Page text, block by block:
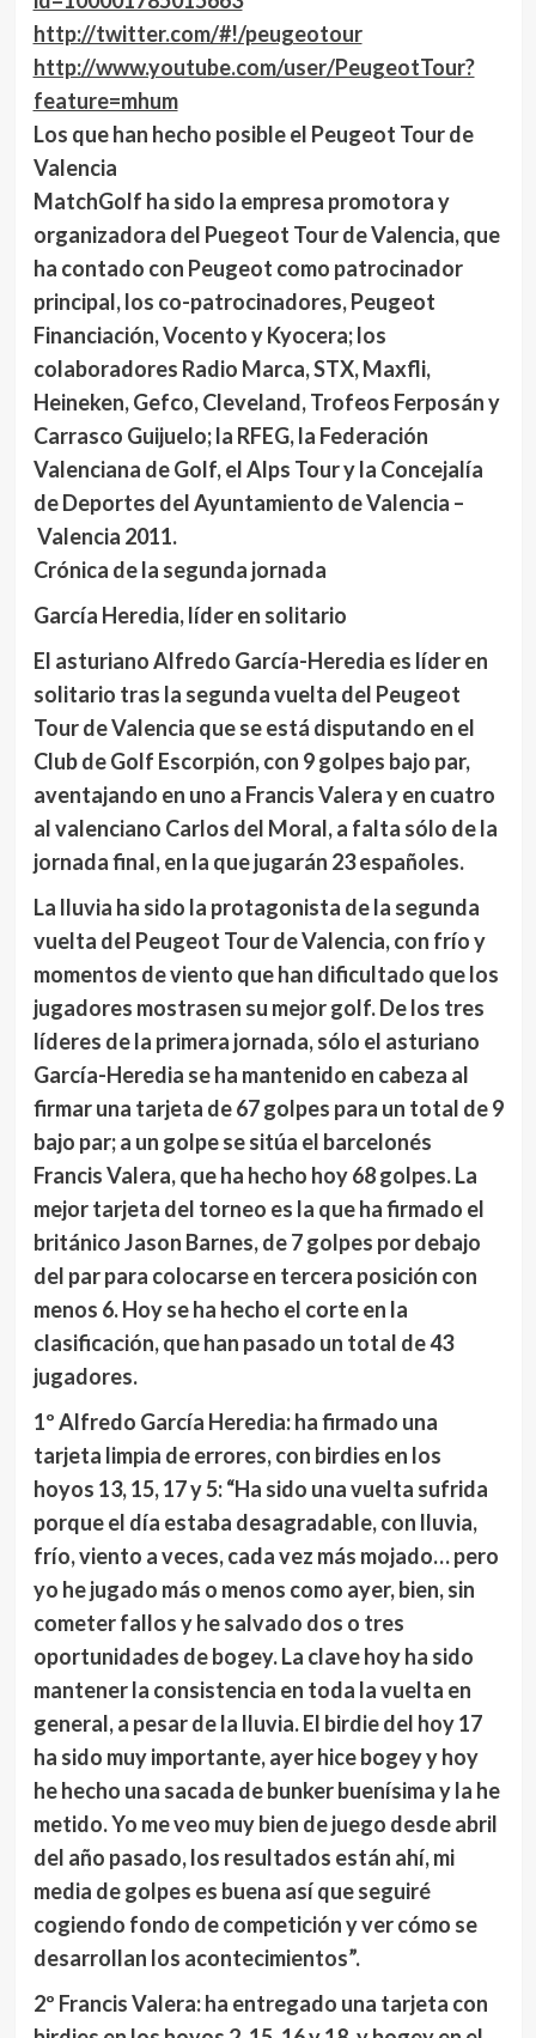
http://twitter.com/#!/peugeotour
http://www.youtube.com/user/PeugeotTour?
feature=mhum
Los que han hecho posible el Peugeot Tour de
Valencia
MatchGolf ha sido la empresa promotora y
organizadora del Puegeot Tour de Valencia, que
ha contado con Peugeot como patrocinador
principal, los co-patrocinadores, Peugeot
Financiación, Vocento y Kyocera; los
colaboradores Radio Marca, STX, Maxfli,
Heineken, Gefco, Cleveland, Trofeos Ferposán y
Carrasco Guijuelo; la RFEG, la Federación
Valenciana de Golf, el Alps Tour y la Concejalía
de Deportes del Ayuntamiento de Valencia –
Valencia 2011.
Crónica de la segunda jornada
García Heredia, líder en solitario
El asturiano Alfredo García-Heredia es líder en
solitario tras la segunda vuelta del Peugeot
Tour de Valencia que se está disputando en el
Club de Golf Escorpión, con 9 golpes bajo par,
aventajando en uno a Francis Valera y en cuatro
al valenciano Carlos del Moral, a falta sólo de la
jornada final, en la que jugarán 23 españoles.
La lluvia ha sido la protagonista de la segunda
vuelta del Peugeot Tour de Valencia, con frío y
momentos de viento que han dificultado que los
jugadores mostrasen su mejor golf. De los tres
líderes de la primera jornada, sólo el asturiano
García-Heredia se ha mantenido en cabeza al
firmar una tarjeta de 67 golpes para un total de 9
bajo par; a un golpe se sitúa el barcelonés
Francis Valera, que ha hecho hoy 68 golpes. La
mejor tarjeta del torneo es la que ha firmado el
británico Jason Barnes, de 7 golpes por debajo
del par para colocarse en tercera posición con
menos 6. Hoy se ha hecho el corte en la
clasificación, que han pasado un total de 43
jugadores.
1º Alfredo García Heredia:ha firmado una
tarjeta limpia de errores, con birdies en los
hoyos 13, 15, 17 y 5: “Ha sido una vuelta sufrida
porque el día estaba desagradable, con lluvia,
frío, viento a veces, cada vez más mojado… pero
yo he jugado más o menos como ayer, bien, sin
cometer fallos y he salvado dos o tres
oportunidades de bogey. La clave hoy ha sido
mantener la consistencia en toda la vuelta en
general, a pesar de la lluvia. El birdie del hoy 17
ha sido muy importante, ayer hice bogey y hoy
he hecho una sacada de bunker buenísima y la he
metido. Yo me veo muy bien de juego desde abril
del año pasado, los resultados están ahí, mi
media de golpes es buena así que seguiré
cogiendo fondo de competición y ver cómo se
desarrollan los acontecimientos”.
2º Francis Valera:ha entregado una tarjeta con